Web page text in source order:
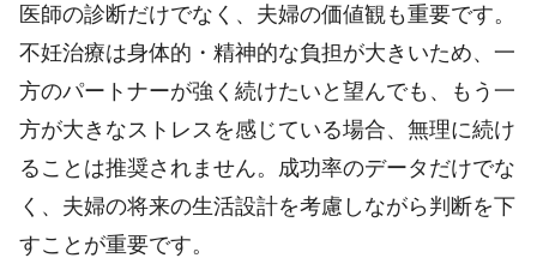
医師の診断だけでなく、夫婦の価値観も重要です。
不妊治療は身体的・精神的な負担が大きいため、一
方のパートナーが強く続けたいと望んでも、もう一
方が大きなストレスを感じている場合、無理に続け
ることは推奨されません。成功率のデータだけでな
く、夫婦の将来の生活設計を考慮しながら判断を下
すことが重要です。